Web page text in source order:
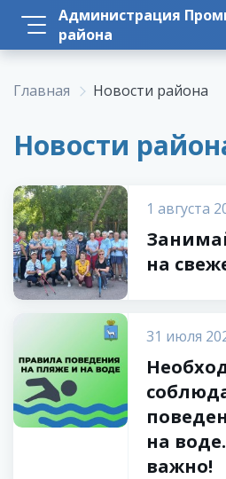
Администрация
района
Главная Новости района
Новости
1 августа
на
31 июля
на
важно!